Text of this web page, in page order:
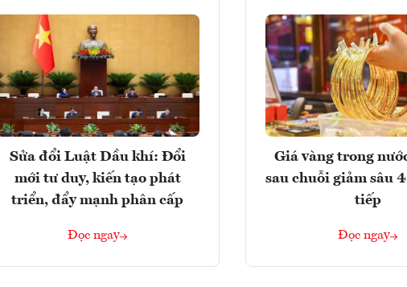
Sửa đổi Luật Dầu khí: Đổi
mới tư duy, kiến tạo phát
triển, đẩy mạnh phân cấp
Đọc ngay
Giá vàng trong
sau chuỗi giảm sâu
tiếp
Đọc ngay